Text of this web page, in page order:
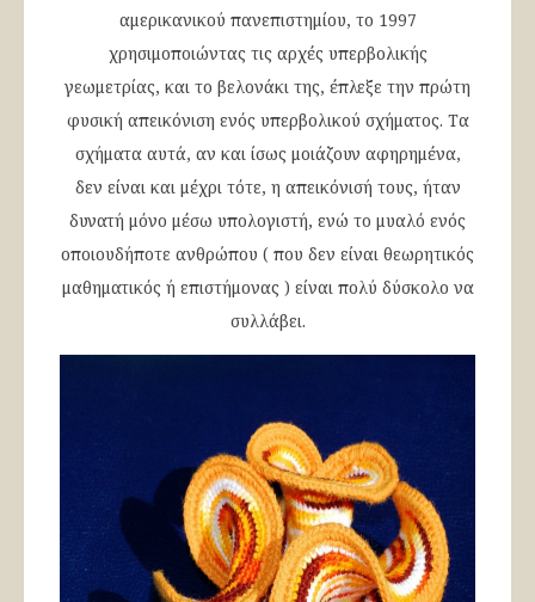
αμερικανικού πανεπιστημίου, το 1997
χρησιμοποιώντας τις αρχές υπερβολικής
γεωμετρίας, και το βελονάκι της, έπλεξε την πρώτη
φυσική απεικόνιση ενός υπερβολικού σχήματος. Τα
σχήματα αυτά, αν και ίσως μοιάζουν αφηρημένα,
δεν είναι και μέχρι τότε, η απεικόνισή τους, ήταν
δυνατή μόνο μέσω υπολογιστή, ενώ το μυαλό ενός
οποιουδήποτε ανθρώπου ( που δεν είναι θεωρητικός
μαθηματικός ή επιστήμονας ) είναι πολύ δύσκολο να
συλλάβει.